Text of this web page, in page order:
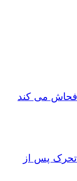
تحرک پس از